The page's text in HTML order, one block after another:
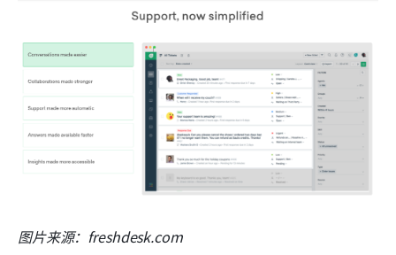
图片来源：freshdesk.com